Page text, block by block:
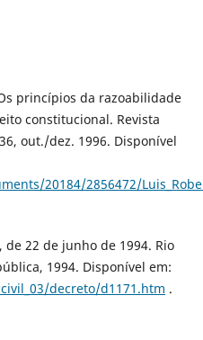
princípios da razoabilidade
constitucional. Revista
out./dez. 1996. Disponível
20184/2856472/
de 22 de junho de 1994. Rio
1994. Disponível em:
decreto/d1171.htm .